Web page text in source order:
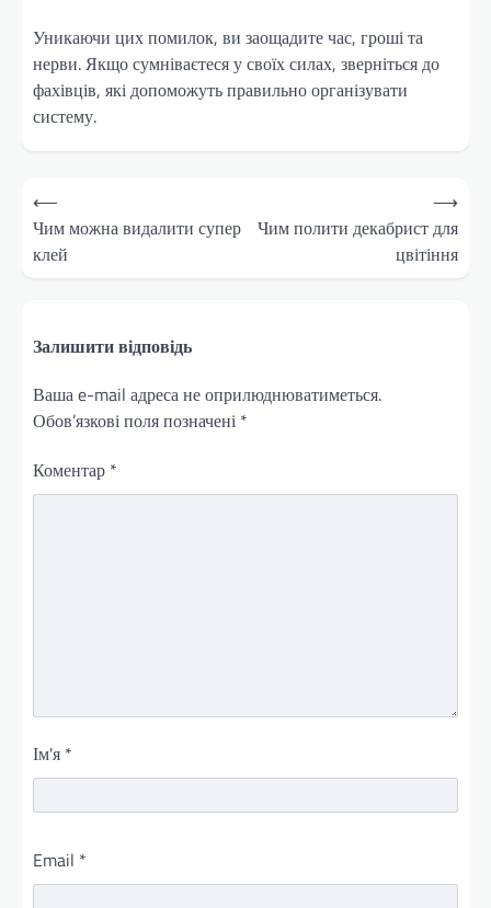
Уникаючи цих помилок, ви заощадите час, гроші та
нерви. Якщо сумніваєтеся у своїх силах, зверніться до
фахівців, які допоможуть правильно організувати
систему.
Навігація
записів
⟵
Чим можна видалити супер
клей
Чим полити декабрист для
цвітіння
⟶
Залишити відповідь
Ваша e-mail адреса не оприлюднюватиметься.
Обов’язкові поля позначені *
Коментар *
Ім'я *
Email *